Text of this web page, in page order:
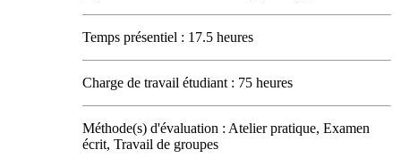
Temps présentiel : 17.5 heures
Charge de travail étudiant : 75 heures
Méthode(s) d'évaluation : Atelier pratique, Examen
écrit, Travail de groupes